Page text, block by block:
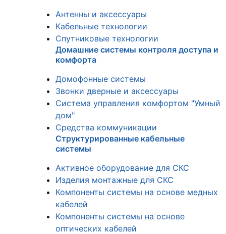
Антенны и аксессуары
Кабельные технологии
Спутниковые технологии
Домашние системы контроля доступа и
комфорта
Домофонные системы
Звонки дверные и аксессуары
Система управления комфортом "Умный
дом"
Средства коммуникации
Структурированные кабельные
системы
Активное оборудование для СКС
Изделия монтажные для СКС
Компоненты системы на основе медных
кабелей
Компоненты системы на основе
оптических кабелей